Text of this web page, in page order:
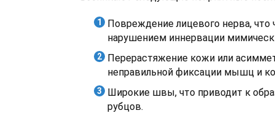
Повреждение лицевого нерва, что
нарушением иннервации
Перерастяжение кожи или
неправильной фиксации мышц и
Широкие швы, что приводит к
рубцов.